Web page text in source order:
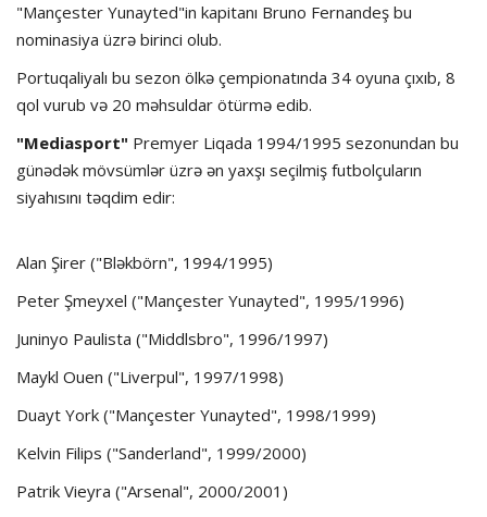
"Mançester Yunayted"in kapitanı Bruno Fernandeş bu
nominasiya üzrə birinci olub.
Portuqaliyalı bu sezon ölkə çempionatında 34 oyuna çıxıb, 8
qol vurub və 20 məhsuldar ötürmə edib.
"Mediasport" Premyer Liqada 1994/1995 sezonundan bu
günədək mövsümlər üzrə ən yaxşı seçilmiş futbolçuların
siyahısını təqdim edir:
Alan Şirer ("Bləkbörn", 1994/1995)
Peter Şmeyxel ("Mançester Yunayted", 1995/1996)
Juninyo Paulista ("Middlsbro", 1996/1997)
Maykl Ouen ("Liverpul", 1997/1998)
Duayt York ("Mançester Yunayted", 1998/1999)
Kelvin Filips ("Sanderland", 1999/2000)
Patrik Vieyra ("Arsenal", 2000/2001)